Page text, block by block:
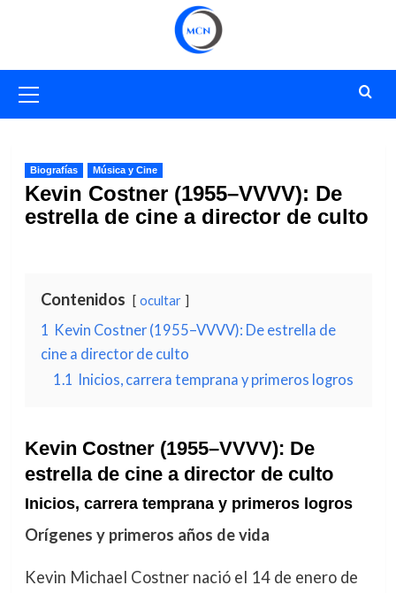
primario
Biografías Música y Cine
Kevin Costner (1955–VVVV): De
estrella de cine a director de culto
Contenidos ocultar
1 Kevin Costner (1955–VVVV): De estrella de
cine a director de culto
1.1 Inicios, carrera temprana y primeros logros
Kevin Costner (1955–VVVV): De
estrella de cine a director de culto
Inicios, carrera temprana y primeros logros
Orígenes y primeros años de vida
Kevin Michael Costner nació el 14 de enero de